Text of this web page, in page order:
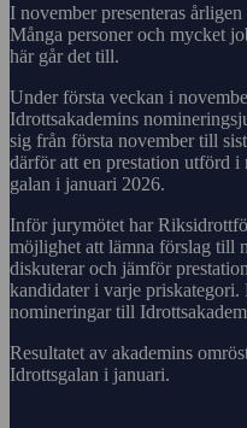
I november presenteras
Många personer och mycket
här går det till.
Under första veckan i
Idrottsakademins
sig från första november till
därför att en prestation utförd
galan i januari 2026.
Inför jurymötet har
möjlighet att lämna förslag till
diskuterar och jämför
kandidater i varje priskategori.
nomineringar till
Resultatet av akademins
Idrottsgalan i januari.